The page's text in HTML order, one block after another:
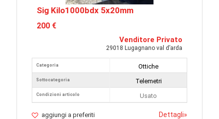
Sig Kilo1000bdx 5x20mm
200 €
Venditore Privato
29018 Lugagnano val d’arda
Categoria
Sottocategoria
Condizioni articolo
Ottiche
Telemetri
Usato
aggiungi a preferiti Dettagli»